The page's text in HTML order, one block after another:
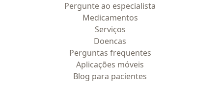
Pergunte ao especialista
Medicamentos
Serviços
Doencas
Perguntas frequentes
Aplicações móveis
Blog para pacientes